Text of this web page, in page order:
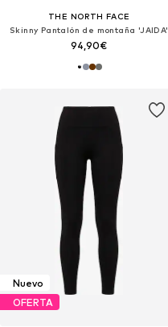
THE NORTH FACE
Skinny Pantalón de montaña 'JAIDA'
94,90€
Nuevo
OFERTA